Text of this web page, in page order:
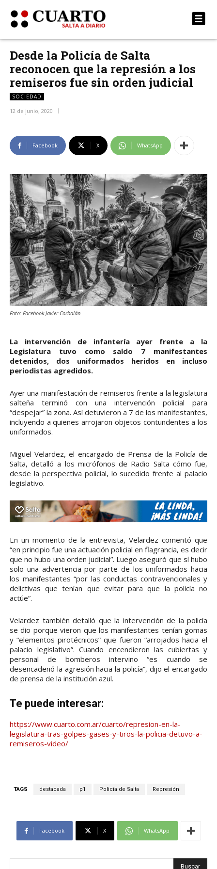
Desde la Policía de Salta
reconocen que la represión a los
remiseros fue sin orden judicial
SOCIEDAD
12 de junio, 2020
Facebook X WhatsApp
Foto: Facebook Javier Corbalán
La intervención de infantería ayer frente a la
Legislatura tuvo como saldo 7 manifestantes
detenidos, dos uniformados heridos en incluso
periodistas agredidos.
Ayer una manifestación de remiseros frente a la legislatura
salteña terminó con una intervención policial para
“despejar” la zona. Así detuvieron a 7 de los manifestantes,
incluyendo a quienes arrojaron objetos contundentes a los
uniformados.
Miguel Velardez, el encargado de Prensa de la Policía de
Salta, detalló a los micrófonos de Radio Salta cómo fue,
desde la perspectiva policial, lo sucedido frente al palacio
legislativo.
En un momento de la entrevista, Velardez comentó que
“en principio fue una actuación policial en flagrancia, es decir
que no hubo una orden judicial”. Luego aseguró que sí hubo
solo una advertencia por parte de los uniformados hacia
los manifestantes “por las conductas contravencionales y
delictivas que tenían que evitar para que la policía no
actúe”.
Velardez también detalló que la intervención de la policía
se dio porque vieron que los manifestantes tenían gomas
y “elementos pirotécnicos” que fueron “arrojados hacia el
palacio legislativo”. Cuando encendieron las cubiertas y
personal de bomberos intervino “es cuando se
desencadenó la agresión hacia la policía”, dijo el encargado
de prensa de la institución azul.
Te puede interesar:
https://www.cuarto.com.ar/cuarto/represion-en-la-
legislatura-tras-golpes-gases-y-tiros-la-policia-detuvo-a-
remiseros-video/
TAGS destacada p1 Policía de Salta Represión
Facebook X WhatsApp